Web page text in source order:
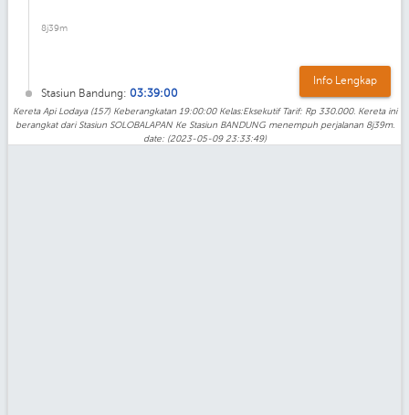
8j39m
Stasiun Bandung: 03:39:00
Info Lengkap
Kereta Api Lodaya (157) Keberangkatan 19:00:00 Kelas:Eksekutif Tarif: Rp 330.000. Kereta ini
berangkat dari Stasiun SOLOBALAPAN Ke Stasiun BANDUNG menempuh perjalanan 8j39m.
date: (2023-05-09 23:33:49)